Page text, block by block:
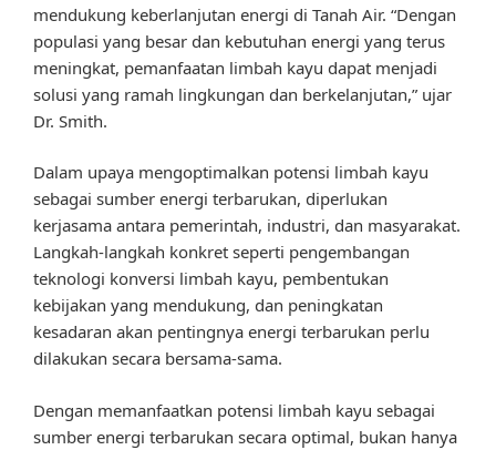
mendukung keberlanjutan energi di Tanah Air. “Dengan
populasi yang besar dan kebutuhan energi yang terus
meningkat, pemanfaatan limbah kayu dapat menjadi
solusi yang ramah lingkungan dan berkelanjutan,” ujar
Dr. Smith.
Dalam upaya mengoptimalkan potensi limbah kayu
sebagai sumber energi terbarukan, diperlukan
kerjasama antara pemerintah, industri, dan masyarakat.
Langkah-langkah konkret seperti pengembangan
teknologi konversi limbah kayu, pembentukan
kebijakan yang mendukung, dan peningkatan
kesadaran akan pentingnya energi terbarukan perlu
dilakukan secara bersama-sama.
Dengan memanfaatkan potensi limbah kayu sebagai
sumber energi terbarukan secara optimal, bukan hanya